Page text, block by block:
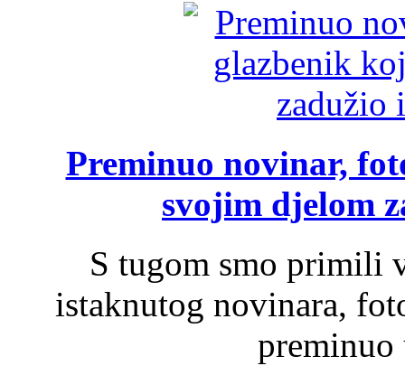
Preminuo novinar,
svojim djelom
S tugom smo primili
istaknutog novinara,